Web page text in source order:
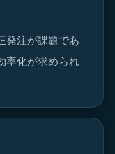
発注が課題であ
率化が求められ